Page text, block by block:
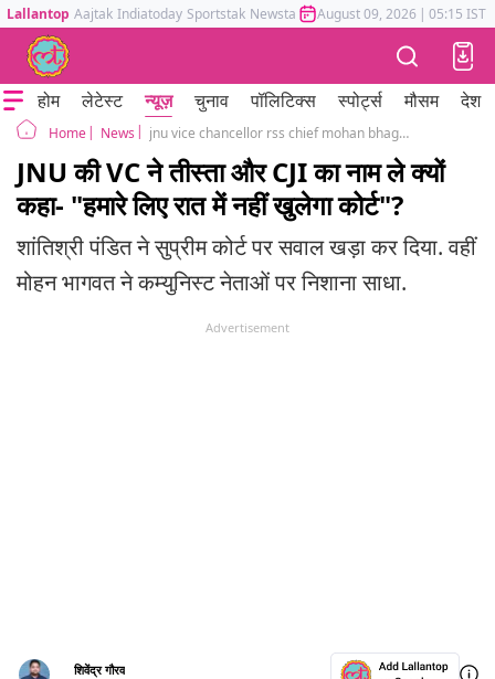
Lallantop Aajtak Indiatoday Sportstak Newstak Mumbai Tak Astrotak
August 09, 2026 | 05:15 IST
होम लेटेस्ट न्यूज़ चुनाव पॉलिटिक्स स्पोर्ट्स मौसम देश
Home News jnu vice chancellor rss chief mohan bhagwat left ecosystem supreme court tista setalvad
JNU की VC ने तीस्ता और CJI का नाम ले क्यों
कहा- "हमारे लिए रात में नहीं खुलेगा कोर्ट"?
शांतिश्री पंडित ने सुप्रीम कोर्ट पर सवाल खड़ा कर दिया. वहीं
मोहन भागवत ने कम्युनिस्ट नेताओं पर निशाना साधा.
Advertisement
शिवेंद्र गौरव